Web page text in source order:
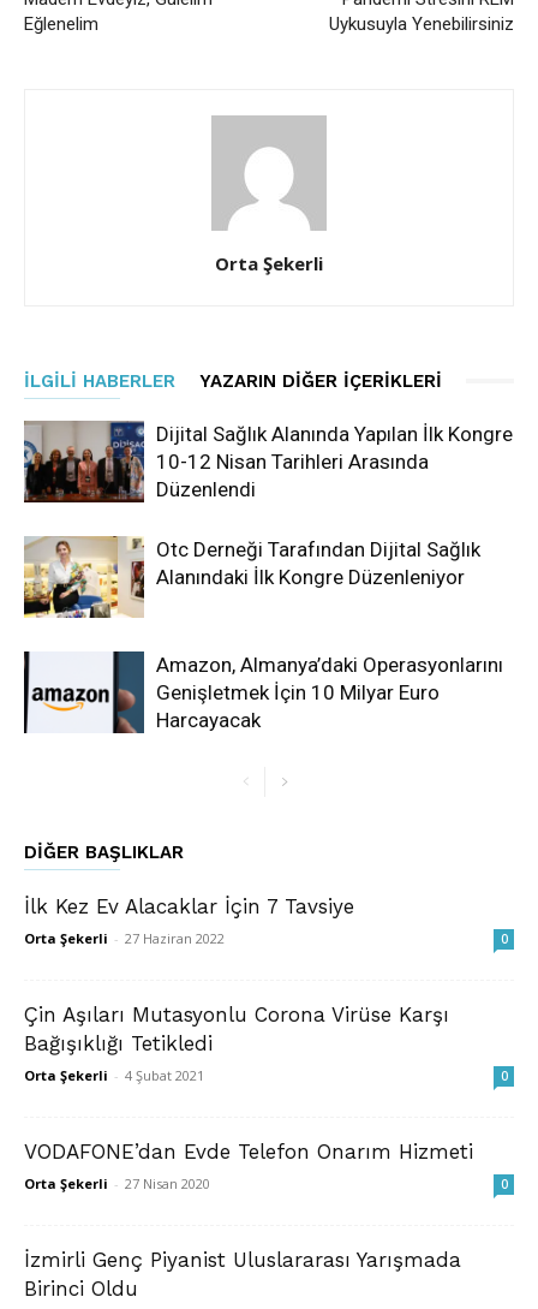
Eğlenelim
Uykusuyla Yenebilirsiniz
Orta Şekerli
İLGILI HABERLER YAZARIN DIĞER İÇERIKLERI
Dijital Sağlık Alanında Yapılan İlk Kongre
10-12 Nisan Tarihleri Arasında
Düzenlendi
Otc Derneği Tarafından Dijital Sağlık
Alanındaki İlk Kongre Düzenleniyor
Amazon, Almanya’daki Operasyonlarını
Genişletmek İçin 10 Milyar Euro
Harcayacak
DIĞER BAŞLIKLAR
İlk Kez Ev Alacaklar İçin 7 Tavsiye
Orta Şekerli - 27 Haziran 2022 0
Çin Aşıları Mutasyonlu Corona Virüse Karşı
Bağışıklığı Tetikledi
Orta Şekerli - 4 Şubat 2021 0
VODAFONE’dan Evde Telefon Onarım Hizmeti
Orta Şekerli - 27 Nisan 2020 0
İzmirli Genç Piyanist Uluslararası Yarışmada
Birinci Oldu